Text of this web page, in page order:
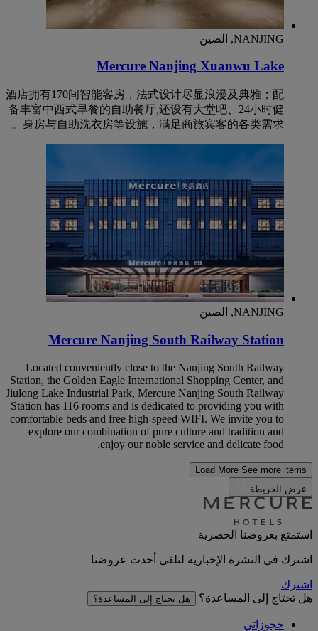
NANJING, الصين
Mercure Nanjing Xuanwu Lake
酒店拥有170间智能客房，法式设计尽显浪漫及典雅；配
备丰富中西式早餐的自助餐厅,还设有大堂吧、24小时健
身房与自助洗衣房等设施，满足商旅宾客的各类需求。
NANJING, الصين
Mercure Nanjing South Railway Station
Located conveniently close to the Nanjing South Railway
Station, the Golden Eagle International Shopping Center, and
Jiulong Lake Industrial Park, Mercure Nanjing South Railway
Station has 116 rooms and is dedicated to providing you with
comfortable beds and free high-speed WIFI. We invite you to
explore our combination of pure culture and tradition and
enjoy our noble service and delicate food.
Load More See more items
عرض الخريطة
استمتع بعروضنا الحصرية
اشترك في النشرة الإخبارية لتلقي أحدث عروضنا
اشترك
هل تحتاج إلى المساعدة؟
هل تحتاج إلى المساعدة؟
حجوزاتي